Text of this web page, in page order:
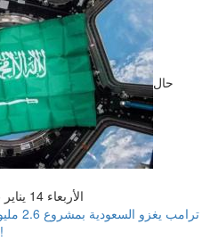
حال
الأربعاء 14 يناير 2026 08:46 صباحاً
تحقق طفرة عالمية مذهلة!